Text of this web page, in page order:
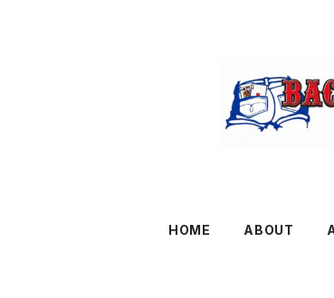
HOME ABOUT